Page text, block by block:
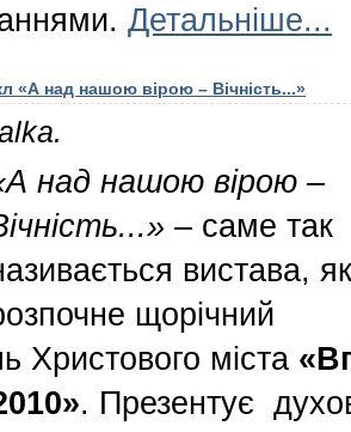
Детальніше...
«А над нашою вірою – Вічність...»
над нашою вірою –
– саме так
вистава,
щорічний
Христового міста
. Презентує